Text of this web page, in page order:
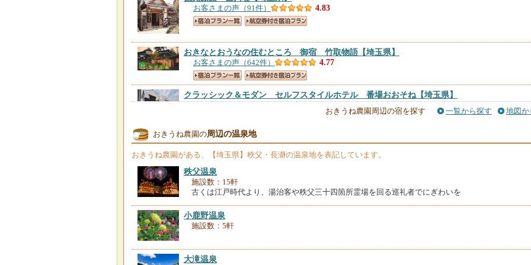
お客さまの声（91件） 4.83
おきなとおうなの住むところ 御宿 竹取物語 【埼玉県】
お客さまの声（642件） 4.77
クラッシック＆モダン セルフスタイルホテル 番場おおそね【埼玉県】
旅館 比与志【埼玉県】
二百年の農家屋敷 宮本家
お客さまの声（222件） 4.69
展望の宿 すぎな
おきうね農園周辺の宿を探す 一覧から探す 地図か
おきうね農園の周辺の温泉地
おきうね農園がある、【埼玉県】秩父・長瀞の温泉地を表記しています。
秩父温泉
施設数：15軒
古くは江戸時代より、湯治客や秩父三十四箇所霊場を回る巡礼者でにぎわいを
小鹿野温泉
施設数：5軒
大滝温泉